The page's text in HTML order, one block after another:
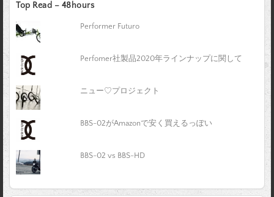
Top Read – 48hours
Performer Futuro
Perfomer社製品2020年ラインナップに関して
ニュー♡プロジェクト
BBS-02がAmazonで安く買えるっぽい
BBS-02 vs BBS-HD